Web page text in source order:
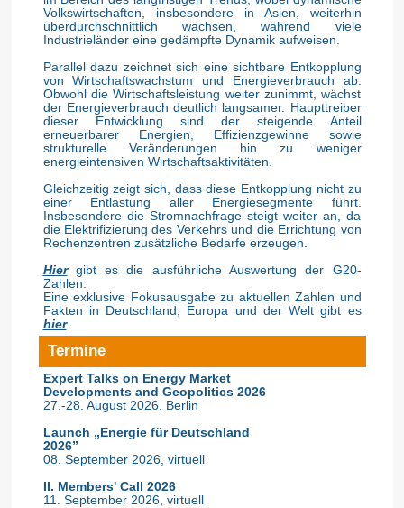
Volkswirtschaften, insbesondere in Asien, weiterhin
überdurchschnittlich wachsen, während viele
Industrieländer eine gedämpfte Dynamik aufweisen.
Parallel dazu zeichnet sich eine sichtbare Entkopplung
von Wirtschaftswachstum und Energieverbrauch ab.
Obwohl die Wirtschaftsleistung weiter zunimmt, wächst
der Energieverbrauch deutlich langsamer. Haupttreiber
dieser Entwicklung sind der steigende Anteil
erneuerbarer Energien, Effizienzgewinne sowie
strukturelle Veränderungen hin zu weniger
energieintensiven Wirtschaftsaktivitäten.
Gleichzeitig zeigt sich, dass diese Entkopplung nicht zu
einer Entlastung aller Energiesegmente führt.
Insbesondere die Stromnachfrage steigt weiter an, da
die Elektrifizierung des Verkehrs und die Errichtung von
Rechenzentren zusätzliche Bedarfe erzeugen.
Hiergibt es die ausführliche Auswertung der G20-
Zahlen.
Eine exklusive Fokusausgabe zu aktuellen Zahlen und
Fakten in Deutschland, Europa und der Welt gibt es
hier.
Termine
Expert Talks on Energy Market
Developments and Geopolitics 2026
27.-28. August 2026, Berlin
Launch „Energie für Deutschland
2026”
08. September 2026, virtuell
II. Members' Call 2026
11. September 2026, virtuell